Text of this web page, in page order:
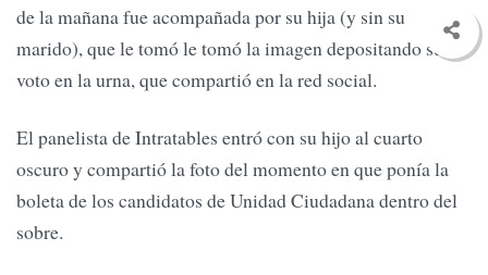
de la mañana fue acompañada por su hija (y sin su
marido), que le tomó le tomó la imagen depositando su
voto en la urna, que compartió en la red social.
El panelista de Intratables entró con su hijo al cuarto
oscuro y compartió la foto del momento en que ponía la
boleta de los candidatos de Unidad Ciudadana dentro del
sobre.